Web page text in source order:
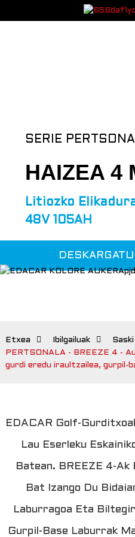
SERIE
HAIZEA 4
Litiozko
48V 105AH
Etxea Ibilgailuak
PERTSONALA - BREEZE 4 -
gurdi eredu iraultzailea, gurpil-
EDACAR Golf-
Lau Eserleku
Batean. BREEZE 4-
Bat Izango Du
Laburragoa Eta
Gurpil-Base Laburrak